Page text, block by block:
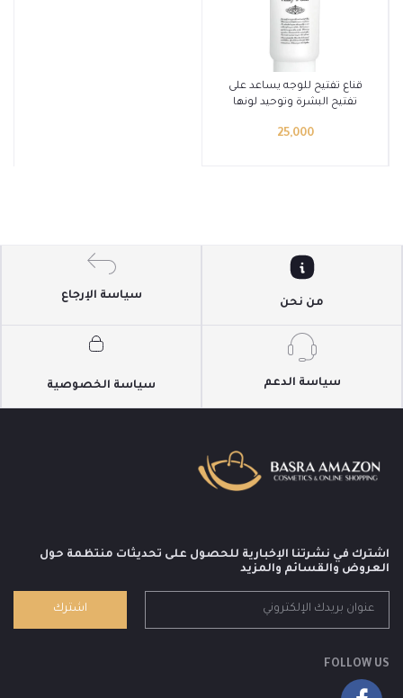
أضف إلى السلة
قناع تفتيح للوجه يساعد على
تفتيح البشرة وتوحيد لونها
25,000
من نحن
سياسة الإرجاع
سياسة الدعم سياسة الخصوصية
اشترك في نشرتنا الإخبارية للحصول على تحديثات منتظمة حول
العروض والقسائم والمزيد
اشترك
FOLLOW US